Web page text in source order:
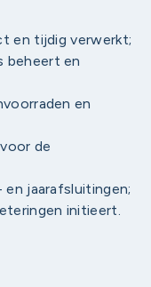
en tijdig verwerkt;
beheert en
en
de
en jaarafsluitingen;
initieert.